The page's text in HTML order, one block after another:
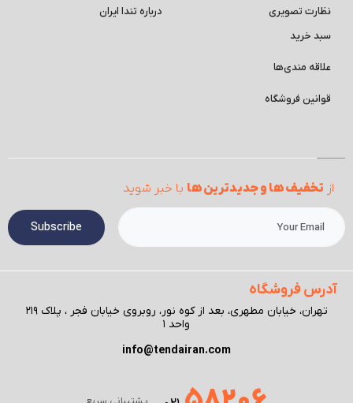
نظارت تصویری
درباره تندا ایران
سبد خرید
علاقه مندی‌ها
قوانین فروشگاه
از تخفیف ها و جدیدترین ها با خبر شوید
Subscribe
آدرس فروشگاه
تهران، خیابان مطهری، بعد از کوه نور، روبروی خیابان فجر ، پلاک ۲۱۹
واحد ۱
info@tendairan.com